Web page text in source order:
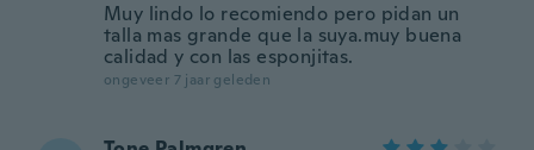
Muy lindo lo recomiendo pero pidan un
talla mas grande que la suya.muy buena
calidad y con las esponjitas.
ongeveer 7 jaar geleden